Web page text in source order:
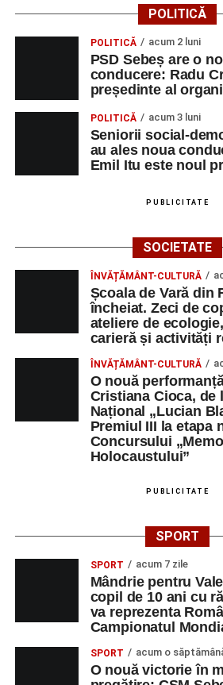
POLITICĂ
POLITICĂ acum 2 luni
PSD Sebeș are o
conducere: Radu
președinte al
POLITICĂ acum 3 luni
Seniorii social-
au ales noua
Emil Itu este noul
PUBLICITATE
SOCIETATE
ÎNVĂȚĂMÂNT-CULTURĂ
Școala de Vară din
încheiat. Zeci de
ateliere de
carieră și activități
ÎNVĂȚĂMÂNT-CULTURĂ
O nouă
Cristiana Cioca, de
Național „Lucian
Premiul III la etapa
Concursului
Holocaustului”
PUBLICITATE
SPORT
SPORT acum 7 zile
Mândrie pentru
copil de 10 ani cu
va reprezenta
Campionatul
SPORT acum o
O nouă victorie în